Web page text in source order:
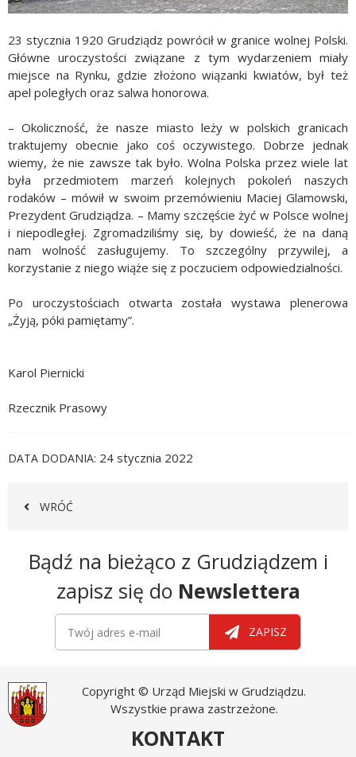
23 stycznia 1920 Grudziądz powrócił w granice wolnej Polski.
Główne uroczystości związane z tym wydarzeniem miały
miejsce na Rynku, gdzie złożono wiązanki kwiatów, był też
apel poległych oraz salwa honorowa.
– Okoliczność, że nasze miasto leży w polskich granicach
traktujemy obecnie jako coś oczywistego. Dobrze jednak
wiemy, że nie zawsze tak było. Wolna Polska przez wiele lat
była przedmiotem marzeń kolejnych pokoleń naszych
rodaków – mówił w swoim przemówieniu Maciej Glamowski,
Prezydent Grudziądza. – Mamy szczęście żyć w Polsce wolnej
i niepodległej. Zgromadziliśmy się, by dowieść, że na daną
nam wolność zasługujemy. To szczególny przywilej, a
korzystanie z niego wiąże się z poczuciem odpowiedzialności.
Po uroczystościach otwarta została wystawa plenerowa
„Żyją, póki pamiętamy”.
Karol Piernicki
Rzecznik Prasowy
DATA DODANIA 24 stycznia 2022
WRÓĆ
Newsletter
Bądź na bieżąco z Grudziądzem i
zapisz się do Newslettera
ZAPISZ
Copyright © Urząd Miejski w Grudziądzu.
Wszystkie prawa zastrzeżone.
KONTAKT